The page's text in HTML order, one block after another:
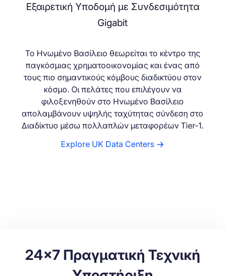
Εξαιρετική Υποδομή με Συνδεσιμότητα
Gigabit
Το Ηνωμένο Βασίλειο θεωρείται το κέντρο της
παγκόσμιας χρηματοοικονομίας και ένας από
τους πιο σημαντικούς κόμβους διαδικτύου στον
κόσμο. Οι πελάτες που επιλέγουν να
φιλοξενηθούν στο Ηνωμένο Βασίλειο
απολαμβάνουν υψηλής ταχύτητας σύνδεση στο
Διαδίκτυο μέσω πολλαπλών μεταφορέων Tier-1.
Explore UK Data Centers
24x7 Πραγματική Τεχνική